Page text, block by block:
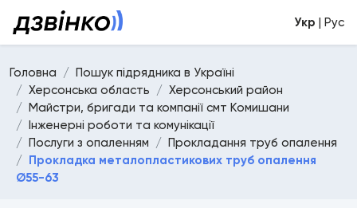
Укр | Рус
Головна
Пошук підрядника в Україні
Херсонська область
Херсонський район
Майстри, бригади та компанії смт Комишани
Інженерні роботи та комунікації
Послуги з опаленням
Прокладання труб опалення
Прокладка металопластикових труб опалення
Ø55-63